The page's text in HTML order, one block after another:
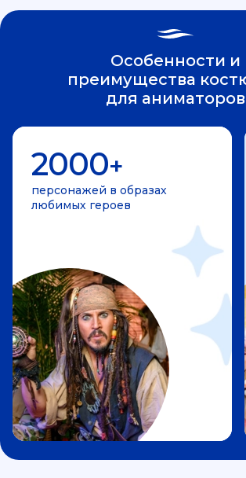
Особенности и
преимущества
для аниматоров
2000+
персонажей в образах
любимых героев